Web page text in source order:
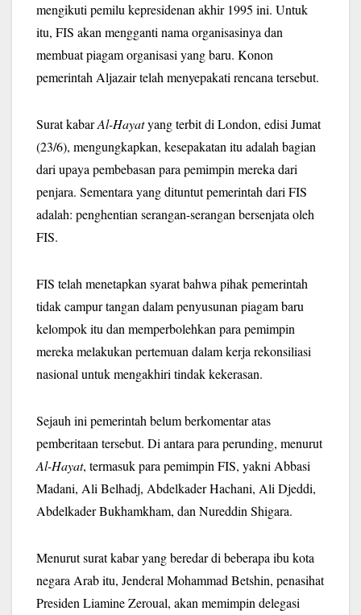
mengikuti pemilu kepresidenan akhir 1995 ini. Untuk
itu, FIS akan mengganti nama organisasinya dan
membuat piagam organisasi yang baru. Konon
pemerintah Aljazair telah menyepakati rencana tersebut.
Surat kabarAl-Hayatyang terbit di London, edisi Jumat
(23/6), mengungkapkan, kesepakatan itu adalah bagian
dari upaya pembebasan para pemimpin mereka dari
penjara. Sementara yang dituntut pemerintah dari FIS
adalah: penghentian serangan-serangan bersenjata oleh
FIS.
FIS telah menetapkan syarat bahwa pihak pemerintah
tidak campur tangan dalam penyusunan piagam baru
kelompok itu dan memperbolehkan para pemimpin
mereka melakukan pertemuan dalam kerja rekonsiliasi
nasional untuk mengakhiri tindak kekerasan.
Sejauh ini pemerintah belum berkomentar atas
pemberitaan tersebut. Di antara para perunding, menurut
Al-Hayat, termasuk para pemimpin FIS, yakni Abbasi
Madani, Ali Belhadj, Abdelkader Hachani, Ali Djeddi,
Abdelkader Bukhamkham, dan Nureddin Shigara.
Menurut surat kabar yang beredar di beberapa ibu kota
negara Arab itu, Jenderal Mohammad Betshin, penasihat
Presiden Liamine Zeroual, akan memimpin delegasi